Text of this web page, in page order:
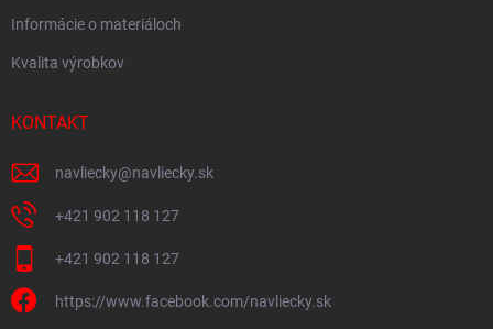
Informácie o materiáloch
Kvalita výrobkov
KONTAKT
navliecky@navliecky.sk
+421 902 118 127
+421 902 118 127
https://www.facebook.com/navliecky.sk